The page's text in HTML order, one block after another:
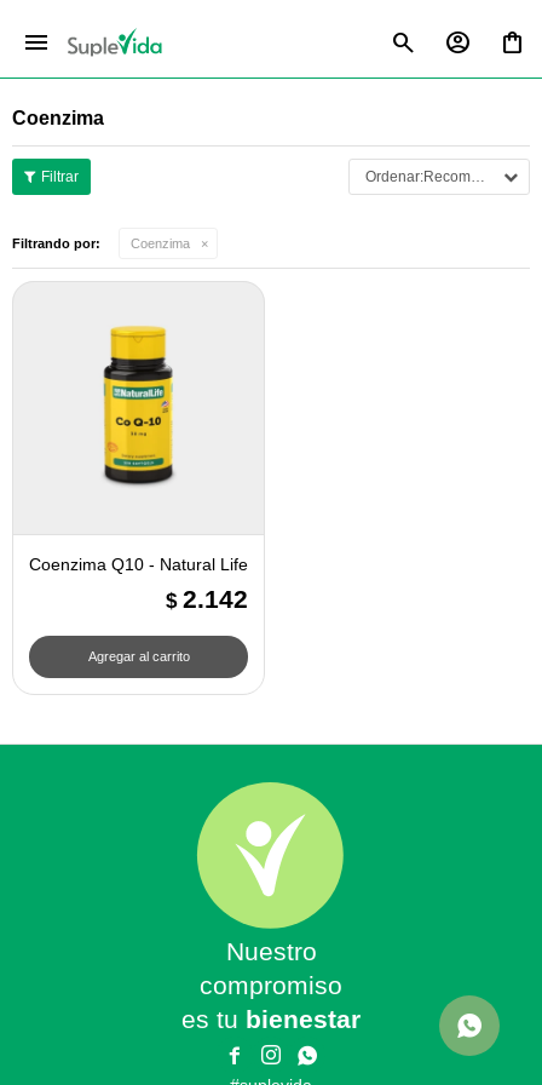
menu
Coenzima
Recomendados
Filtrando por: Coenzima
Coenzima Q10 - Natural Life
$ 2.142
Nuestro
compromiso
es tu bienestar
 
